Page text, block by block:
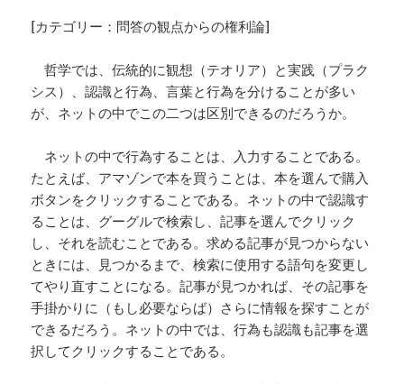
[カテゴリー：問答の観点からの権利論]
哲学では、伝統的に観想（テオリア）と実践（プラク
シス）、認識と行為、言葉と行為を分けることが多い
が、ネットの中でこの二つは区別できるのだろうか。
ネットの中で行為することは、入力することである。
たとえば、アマゾンで本を買うことは、本を選んで購入
ボタンをクリックすることである。ネットの中で認識す
ることは、グーグルで検索し、記事を選んでクリック
し、それを読むことである。求める記事が見つからない
ときには、見つかるまで、検索に使用する語句を変更し
てやり直すことになる。記事が見つかれば、その記事を
手掛かりに（もし必要ならば）さらに情報を探すことが
できるだろう。ネットの中では、行為も認識も記事を選
択してクリックすることである。